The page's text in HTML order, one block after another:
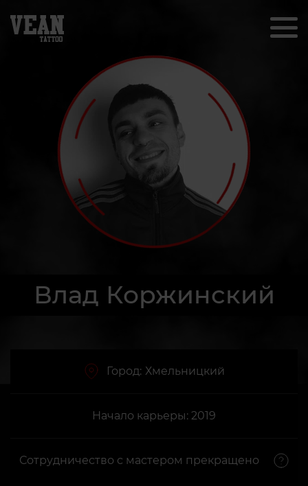
Влад Коржинский
Город: Хмельницкий
Начало карьеры: 2019
Сотрудничество с мастером прекращено